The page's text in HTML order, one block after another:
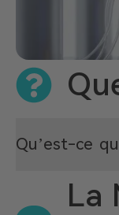
Qu’est-ce
La